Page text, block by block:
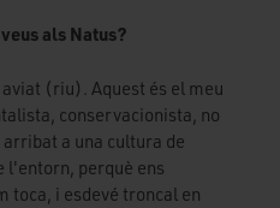
als Natus?
(riu). Aquest és el meu
conservacionista, no
a una cultura de
l'entorn, perquè ens
toca, i esdevé troncal en